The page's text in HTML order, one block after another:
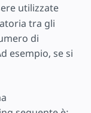
utilizzate
tra gli
di
esempio, se si